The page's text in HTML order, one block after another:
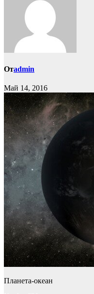
Отadmin
Май 14, 2016
Планета-океан